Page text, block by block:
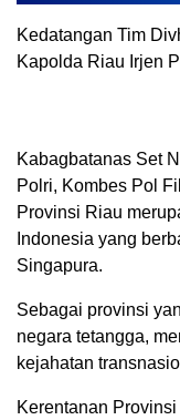
Kedatangan Tim
Kapolda Riau Irjen
Kabagbatanas Set
Polri, Kombes Pol
Provinsi Riau
Indonesia yang
Singapura.
Sebagai provinsi
negara tetangga,
kejahatan
Kerentanan